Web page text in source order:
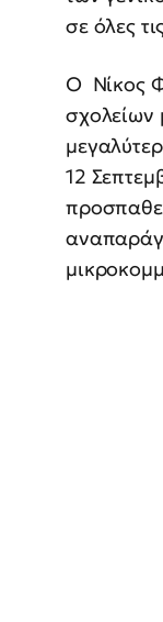
σε όλες
Ο Νίκος
σχολείων
12